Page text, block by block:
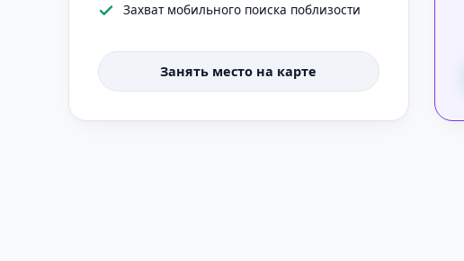
Захват мобильного поиска поблизости
Занять место на карте